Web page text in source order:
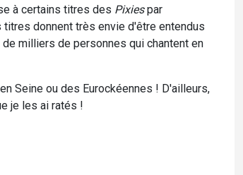
à certains titres des Pixiespar
donnent très envie d'être entendus
milliers de personnes qui chantent en
Seine ou des Eurockéennes ! D'ailleurs,
je les ai ratés !